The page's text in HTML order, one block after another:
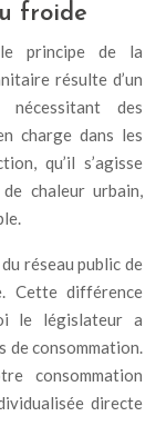
froide
principe de la
résulte d’un
nécessitant des
charge dans les
qu’il s’agisse
chaleur urbain,
réseau public de
Cette différence
le législateur a
de consommation.
consommation
directe